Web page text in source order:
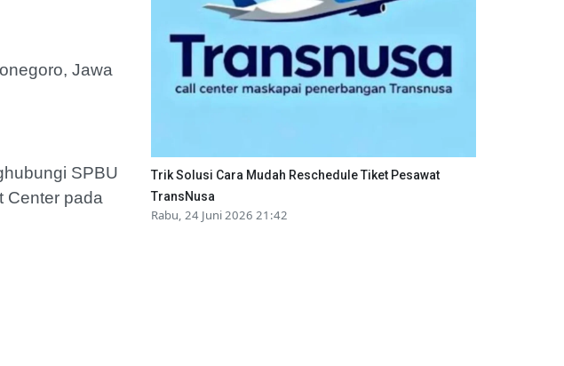
Jawa
SPBU
Center pada
Trik Solusi Cara Mudah Reschedule Tiket Pesawat
TransNusa
Rabu, 24 Juni 2026 21:42